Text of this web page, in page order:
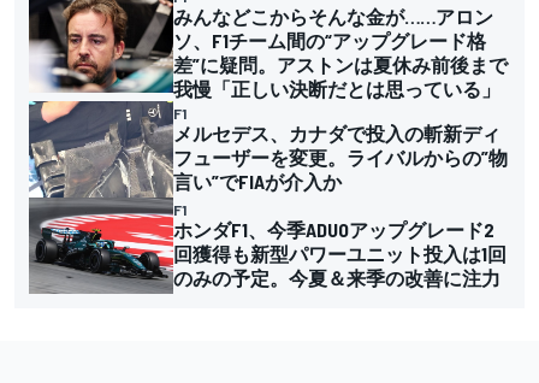
みんなどこからそんな金が……アロン
ソ、F1チーム間の“アップグレード格
差”に疑問。アストンは夏休み前後まで
我慢「正しい決断だとは思っている」
F1
メルセデス、カナダで投入の斬新ディ
フューザーを変更。ライバルからの”物
言い”でFIAが介入か
F1
ホンダF1、今季ADUOアップグレード2
回獲得も新型パワーユニット投入は1回
のみの予定。今夏＆来季の改善に注力